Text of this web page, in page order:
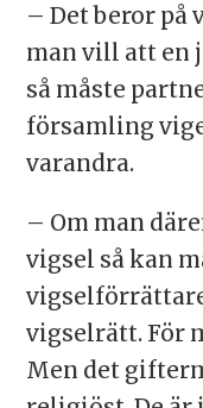
– Det beror på
man vill att en
så måste
församling
varandra.
– Om man
vigsel så kan
vigselrätt. För
Men det